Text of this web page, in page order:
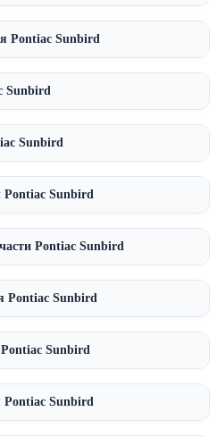
Pontiac Sunbird
Sunbird
Sunbird
Pontiac Sunbird
Pontiac Sunbird
Pontiac Sunbird
Sunbird
Sunbird